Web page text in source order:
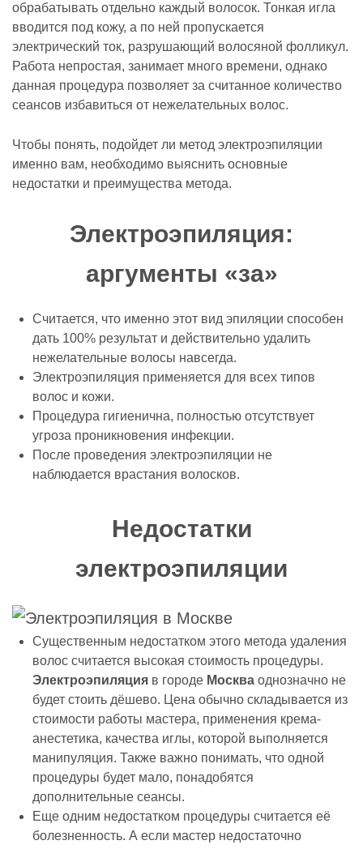
обрабатывать отдельно каждый волосок. Тонкая игла
вводится под кожу, а по ней пропускается
электрический ток, разрушающий волосяной фолликул.
Работа непростая, занимает много времени, однако
данная процедура позволяет за считанное количество
сеансов избавиться от нежелательных волос.
Чтобы понять, подойдет ли метод электроэпиляции
именно вам, необходимо выяснить основные
недостатки и преимущества метода.
Электроэпиляция:
аргументы «за»
Считается, что именно этот вид эпиляции способен
дать 100% результат и действительно удалить
нежелательные волосы навсегда.
Электроэпиляция применяется для всех типов
волос и кожи.
Процедура гигиенична, полностью отсутствует
угроза проникновения инфекции.
После проведения электроэпиляции не
наблюдается врастания волосков.
Недостатки
электроэпиляции
Существенным недостатком этого метода удаления
волос считается высокая стоимость процедуры.
Электроэпиляция в городе Москва однозначно не
будет стоить дёшево. Цена обычно складывается из
стоимости работы мастера, применения крема-
анестетика, качества иглы, которой выполняется
манипуляция. Также важно понимать, что одной
процедуры будет мало, понадобятся
дополнительные сеансы.
Еще одним недостатком процедуры считается её
болезненность. А если мастер недостаточно